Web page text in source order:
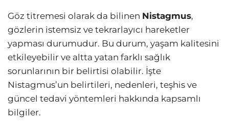
Göz titremesi olarak da bilinen Nistagmus,
gözlerin istemsiz ve tekrarlayıcı hareketler
yapması durumudur. Bu durum, yaşam kalitesini
etkileyebilir ve altta yatan farklı sağlık
sorunlarının bir belirtisi olabilir. İşte
Nistagmus’un belirtileri, nedenleri, teşhis ve
güncel tedavi yöntemleri hakkında kapsamlı
bilgiler.